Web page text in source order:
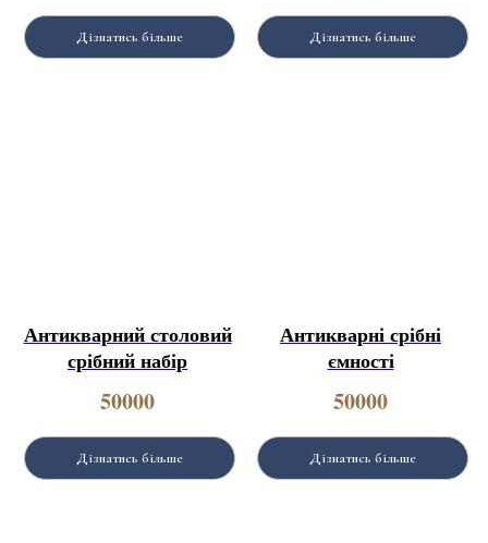
Дізнатись більше Дізнатись більше
Антикварний столовий
срібний набір
50000
Дізнатись більше
Антикварні срібні
ємності
50000
Дізнатись більше